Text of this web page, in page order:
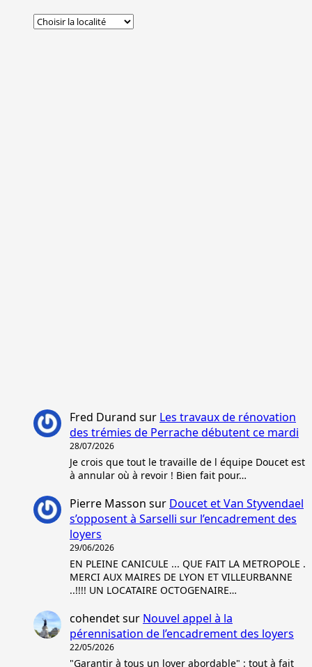
Fred Durand sur Les travaux de rénovation
des trémies de Perrache débutent ce mardi
28/07/2026
Je crois que tout le travaille de l équipe Doucet est
à annular où à revoir ! Bien fait pour…
Pierre Masson sur Doucet et Van Styvendael
s’opposent à Sarselli sur l’encadrement des
loyers
29/06/2026
EN PLEINE CANICULE ... QUE FAIT LA METROPOLE .
MERCI AUX MAIRES DE LYON ET VILLEURBANNE
..!!!! UN LOCATAIRE OCTOGENAIRE…
cohendetsur Nouvel appel à la
pérennisation de l’encadrement des loyers
22/05/2026
"Garantir à tous un loyer abordable" : tout à fait